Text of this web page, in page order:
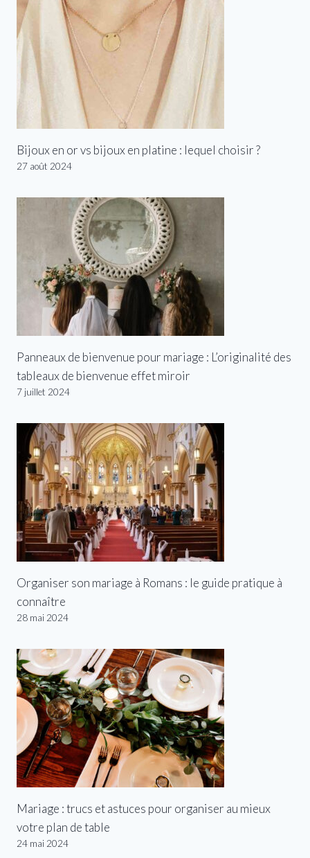
Bijoux en or vs bijoux en platine : lequel choisir ?
27 août 2024
Panneaux de bienvenue pour mariage : L’originalité des
tableaux de bienvenue effet miroir
7 juillet 2024
Organiser son mariage à Romans : le guide pratique à
connaître
28 mai 2024
Mariage : trucs et astuces pour organiser au mieux
votre plan de table
24 mai 2024